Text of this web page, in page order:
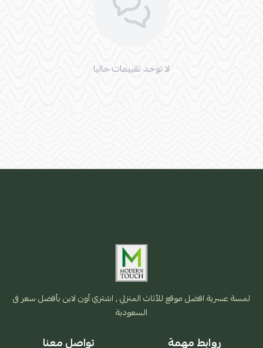
لا توجد تقييمات حاليا
لمسة عسرية افضل موقع للأثاث المنزلي , اشتري أون لاين بأفضل سعر فى
السعودية
روابط مهمة تواصل معنا